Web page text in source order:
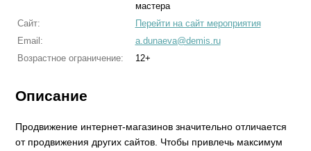
мастера
Сайт:
Перейти на сайт мероприятия
Email:
a.dunaeva@demis.ru
Возрастное ограничение:
12+
Описание
Продвижение интернет-магазинов значительно отличается
от продвижения других сайтов. Чтобы привлечь максимум